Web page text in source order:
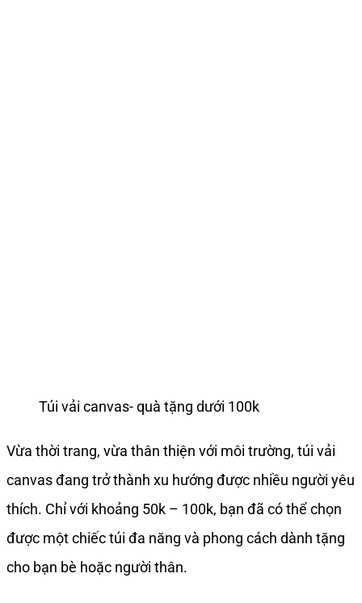
Túi vải canvas- quà tặng dưới 100k
Vừa thời trang, vừa thân thiện với môi trường, túi vải
canvas đang trở thành xu hướng được nhiều người yêu
thích. Chỉ với khoảng 50k – 100k, bạn đã có thể chọn
được một chiếc túi đa năng và phong cách dành tặng
cho bạn bè hoặc người thân.